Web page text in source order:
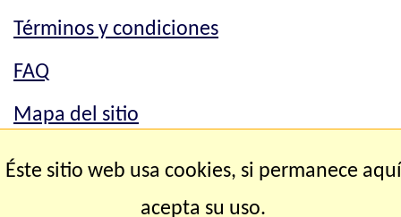
Términos y condiciones
FAQ
Mapa del sitio
Mapa del sitio
Éste sitio web usa cookies, si permanece aquí
acepta su uso.